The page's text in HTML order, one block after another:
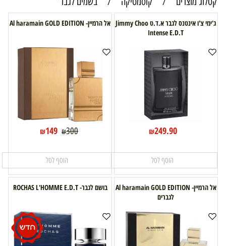
ג'ימי צ'ו אינטנס לגבר א.ד.ט Jimmy Choo
Intense E.D.T
₪249.90
הוסף לסל
אל הרמיין- Al haramain GOLD EDITION
₪300
₪149
הוסף לסל
אל הרמיין- Al haramain GOLD EDITION
לגברים
בושם לגבר- ROCHAS L'HOMME E.D.T